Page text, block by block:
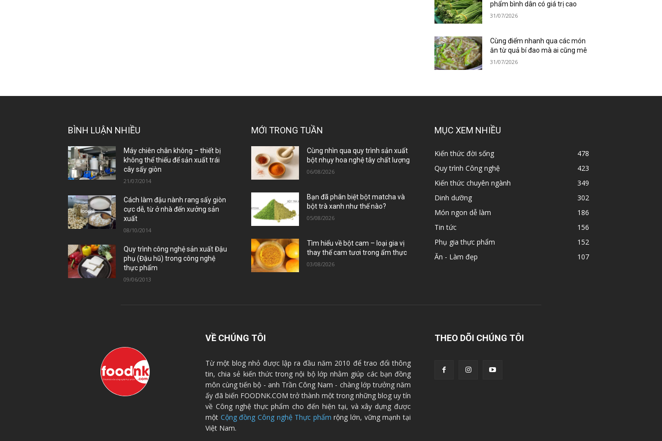
phẩm bình dân có giá trị cao
31/07/2026
Cùng điểm nhanh qua các món
ăn từ quả bí đao mà ai cũng mê
31/07/2026
BÌNH LUẬN NHIỀU
Máy chiên chân không – thiết bị
không thể thiếu để sản xuất trái
cây sấy giòn
21/07/2014
Cách làm đậu nành rang sấy giòn
cực dễ, từ ở nhà đến xưởng sản
xuất
08/10/2014
Quy trình công nghệ sản xuất Đậu
phụ (Đậu hũ) trong công nghệ
thực phẩm
09/06/2013
MỚI TRONG TUẦN
Cùng nhìn qua quy trình sản xuất
bột nhụy hoa nghệ tây chất lượng
06/08/2026
Bạn đã phân biệt bột matcha và
bột trà xanh như thế nào?
05/08/2026
Tìm hiểu về bột cam – loại gia vị
thay thế cam tươi trong ẩm thực
03/08/2026
MỤC XEM NHIỀU
Kiến thức đời sống
478
Quy trình Công nghệ
423
Kiến thức chuyên ngành
349
Dinh dưỡng
302
Món ngon dễ làm
186
Tin tức
156
Phụ gia thực phẩm
152
Ăn - Làm đẹp
107
VỀ CHÚNG TÔI
Từ một blog nhỏ được lập ra đầu năm 2010 để trao đổi thông
tin, chia sẻ kiến thức trong nội bộ lớp nhằm giúp các bạn đồng
môn cùng tiến bộ - anh Trần Công Nam - chàng lớp trưởng năm
ấy đã biến FOODNK.COM trở thành một trong những blog uy tín
về Công nghệ thực phẩm cho đến hiện tại, và xây dựng được
một Cộng đồng Công nghệ Thực phẩm rộng lớn, vững mạnh tại
Việt Nam.
THEO DÕI CHÚNG TÔI